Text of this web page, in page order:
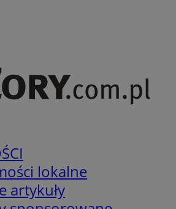
lokalne
artykuły